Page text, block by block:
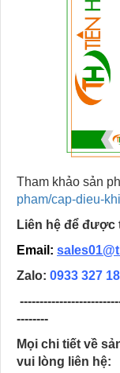
Tham khảo sản
pham/cap-dieu-
Liên hệ để được
Email:
Zalo: 0933 327
--------
Mọi chi tiết về
vui lòng liên hệ: